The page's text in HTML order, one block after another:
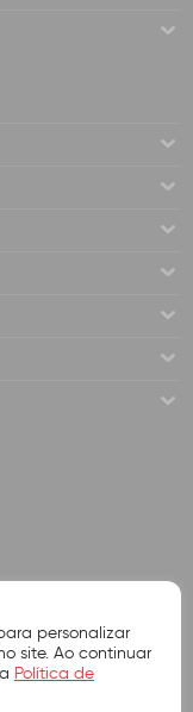
personalizar
site. Ao continuar
Política de